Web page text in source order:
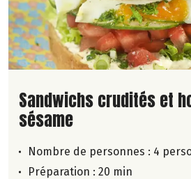
Lire la suite de la
Sandwichs crudités et
sésame
Nombre de personnes : 4
Préparation : 20 min